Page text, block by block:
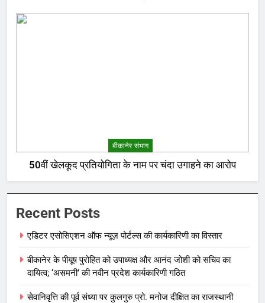
बीकानेर संभाग
50वीं खेलकूद प्रतियोगिता के नाम पर चंदा उगाहने का आरोप
Recent Posts
एडिटर एसोसिएशन ऑफ न्यूज़ पोर्टल्स की कार्यकारिणी का विस्तार
बीकानेर के पीयूष पुरोहित को उपाध्यक्ष और आनंद जोशी को सचिव का
दायित्व; ‘असमनी’ की नवीन प्रदेश कार्यकारिणी गठित
सेवानिवृत्ति की पूर्व संध्या पर कुलगुरु प्रो. मनोज दीक्षित का राजस्थानी